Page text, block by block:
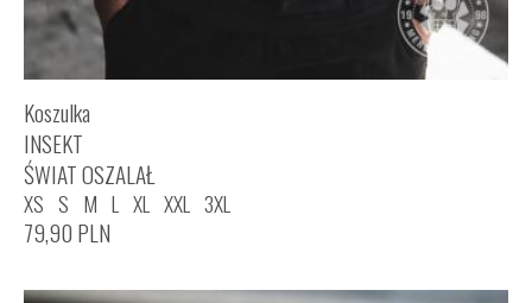
Koszulka
INSEKT
ŚWIAT OSZALAŁ
XS S M L XL XXL 3XL
79,90 PLN